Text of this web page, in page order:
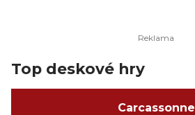
Top deskové hry
Carcassonne